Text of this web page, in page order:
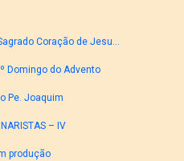
Coração de Jesu...
Domingo do Advento
Pe. Joaquim
– IV
produção